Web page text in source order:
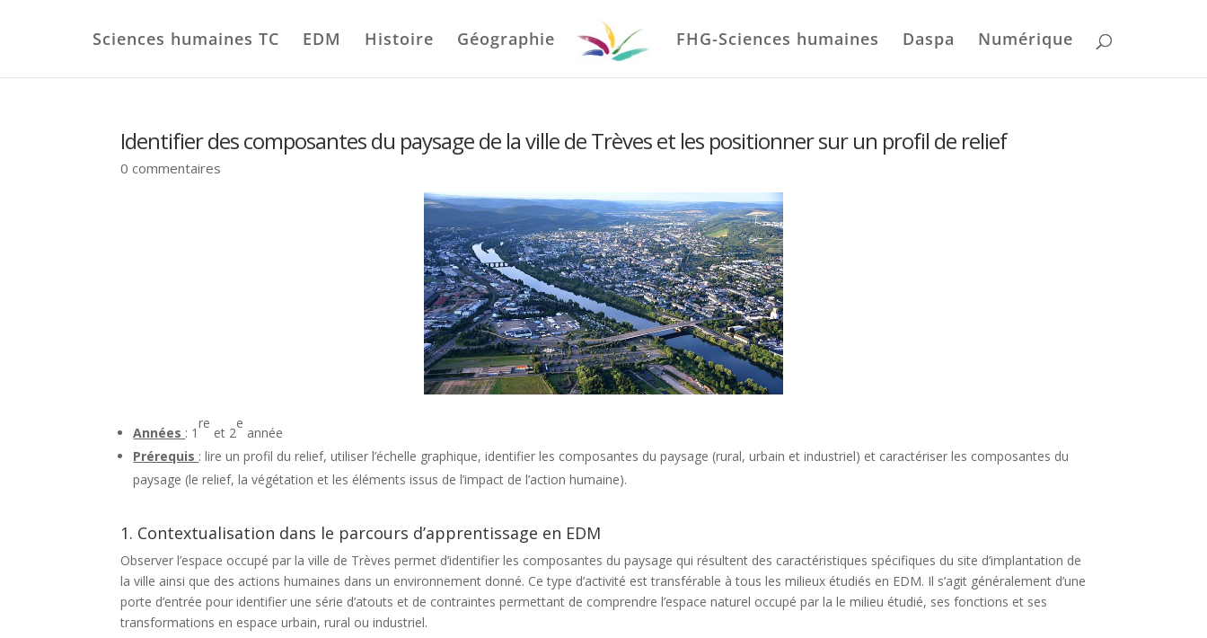
Sciences humaines TC EDM Histoire Géographie FHG-Sciences humaines Daspa Numérique
Identifier des composantes du paysage de la ville de Trèves et les positionner sur un profil de relief
0 commentaires
Années : 1
re
et 2
e
année
Prérequis : lire un profil du relief, utiliser l’échelle graphique, identifier les composantes du paysage (rural, urbain et industriel) et caractériser les composantes du
paysage (le relief, la végétation et les éléments issus de l’impact de l’action humaine).
1. Contextualisation dans le parcours d’apprentissage en EDM
Observer l’espace occupé par la ville de Trèves permet d’identifier les composantes du paysage qui résultent des caractéristiques spécifiques du site d’implantation de
la ville ainsi que des actions humaines dans un environnement donné. Ce type d’activité est transférable à tous les milieux étudiés en EDM. Il s’agit généralement d’une
porte d’entrée pour identifier une série d’atouts et de contraintes permettant de comprendre l’espace naturel occupé par la le milieu étudié, ses fonctions et ses
transformations en espace urbain, rural ou industriel.